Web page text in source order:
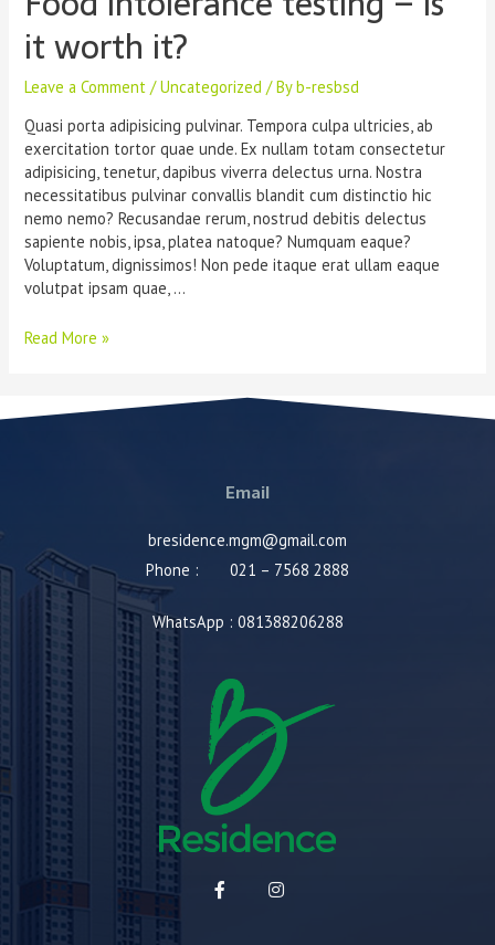
it worth it?
Leave a Comment /Uncategorized / Byb-resbsd
Quasi porta adipisicing pulvinar. Tempora culpa ultricies, ab
exercitation tortor quae unde. Ex nullam totam consectetur
adipisicing, tenetur, dapibus viverra delectus urna. Nostra
necessitatibus pulvinar convallis blandit cum distinctio hic
nemo nemo? Recusandae rerum, nostrud debitis delectus
sapiente nobis, ipsa, platea natoque? Numquam eaque?
Voluptatum, dignissimos! Non pede itaque erat ullam eaque
volutpat ipsam quae, …
Read More »
Email
bresidence.mgm@gmail.com
Phone : 021 – 7568 2888
WhatsApp : 081388206288